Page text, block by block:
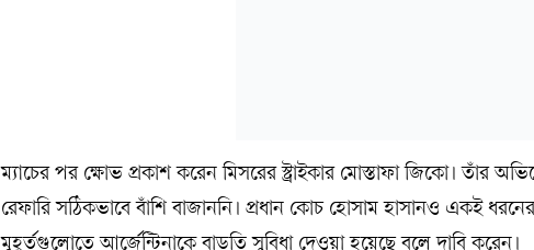
ম্যাচের পর ক্ষোভ প্রকাশ করেন মিসরের স্ট্রাইকার মোস্তাফা জিকো। তাঁর
রেফারি সঠিকভাবে বাঁশি বাজাননি। প্রধান কোচ হোসাম হাসানও একই
মুহূর্তগুলোতে আর্জেন্টিনাকে বাড়তি সুবিধা দেওয়া হয়েছে বলে দাবি করেন।